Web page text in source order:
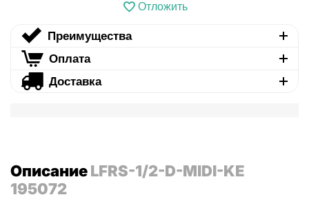
Отложить
Преимущества
Оплата
Доставка
ОписаниеLFRS-1/2-D-MIDI-KE
195072